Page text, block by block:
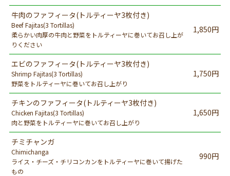
牛肉のファフィータ(トルティーヤ3枚付き)
Beef Fajitas(3 Tortillas)
柔らかい肉厚の牛肉と野菜をトルティーヤに巻いてお召し上が
りください
1,850円
エビのファフィータ(トルティーヤ3枚付き)
Shrimp Fajitas(3 Tortillas)
野菜をトルティーヤに巻いてお召し上がり
1,750円
チキンのファフィータ(トルティーヤ3枚付き)
Chicken Fajitas(3 Tortillas)
肉と野菜をトルティーヤに巻いてお召し上がり
1,650円
チミチャンガ
Chimichanga
ライス・チーズ・チリコンカンをトルティーヤに巻いて揚げた
もの
990円